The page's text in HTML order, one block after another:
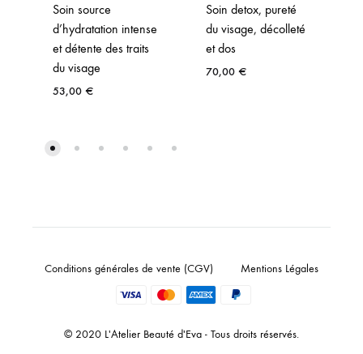
Soin source
d’hydratation intense
et détente des traits
du visage
53,00 €
Soin detox, pureté
du visage, décolleté
et dos
70,00 €
© 2020 L'Atelier Beauté d'Eva - Tous droits réservés.
Conditions générales de vente (CGV) Mentions Légales